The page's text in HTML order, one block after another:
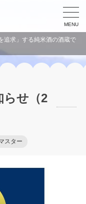
MENU
追求」する純米酒の酒蔵で
らせ（2
スター